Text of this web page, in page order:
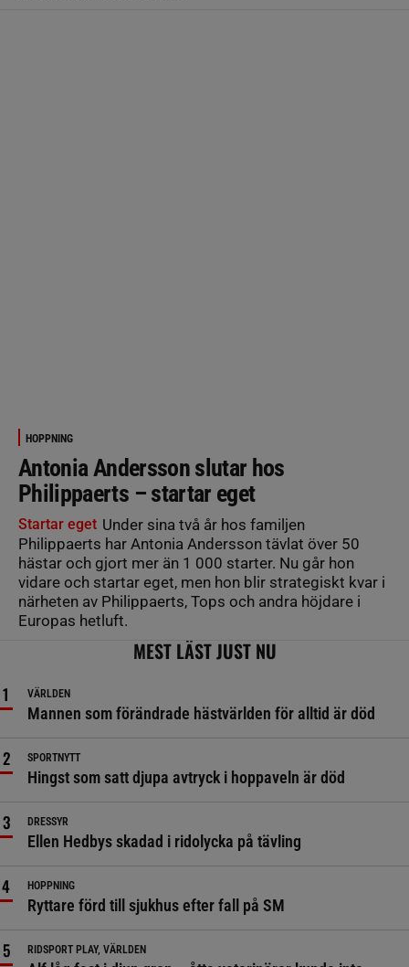
HOPPNING
Antonia Andersson slutar hos
Philippaerts – startar eget
Startar eget Under sina två år hos familjen
Philippaerts har Antonia Andersson tävlat över 50
hästar och gjort mer än 1 000 starter. Nu går hon
vidare och startar eget, men hon blir strategiskt kvar i
närheten av Philippaerts, Tops och andra höjdare i
Europas hetluft.
MEST LÄST JUST NU
VÄRLDEN
Mannen som förändrade hästvärlden för alltid är död
SPORTNYTT
Hingst som satt djupa avtryck i hoppaveln är död
DRESSYR
Ellen Hedbys skadad i ridolycka på tävling
HOPPNING
Ryttare förd till sjukhus efter fall på SM
RIDSPORT PLAY, VÄRLDEN